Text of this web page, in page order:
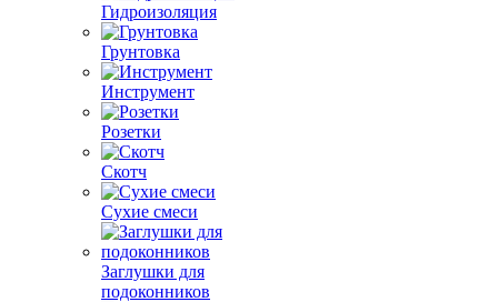
Гидроизоляция
Грунтовка
Инструмент
Розетки
Скотч
Сухие смеси
Заглушки для
подоконников